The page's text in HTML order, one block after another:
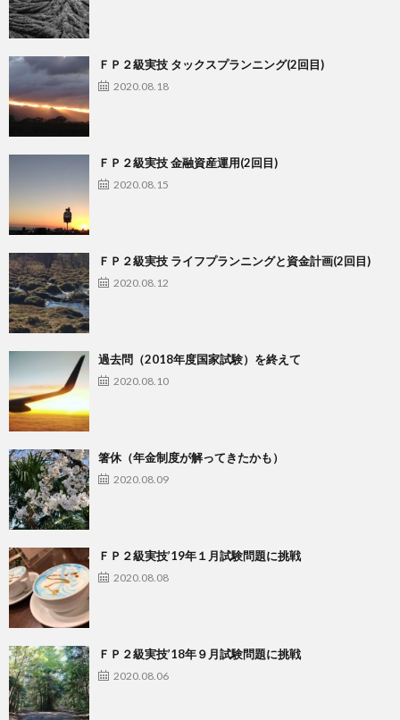
ＦＰ２級実技 タックスプランニング(2回目)
2020.08.18
ＦＰ２級実技 金融資産運用(2回目)
2020.08.15
ＦＰ２級実技 ライフプランニングと資金計画(2回目)
2020.08.12
過去問（2018年度国家試験）を終えて
2020.08.10
箸休（年金制度が解ってきたかも）
2020.08.09
ＦＰ２級実技’19年１月試験問題に挑戦
2020.08.08
ＦＰ２級実技’18年９月試験問題に挑戦
2020.08.06